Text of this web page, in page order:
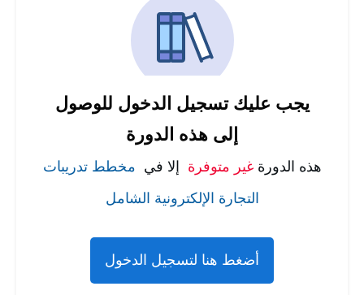
يجب عليك تسجيل الدخول للوصول
إلى هذه الدورة
هذه الدورةغير متوفرة إلا في مخطط تدريبات
التجارة الإلكترونية الشامل
أضغط هنا لتسجيل الدخول